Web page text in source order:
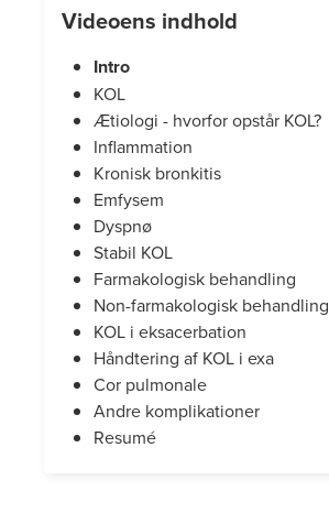
Videoens indhold
Intro
KOL
Ætiologi - hvorfor opstår KOL?
Inflammation
Kronisk bronkitis
Emfysem
Dyspnø
Stabil KOL
Farmakologisk behandling
Non-farmakologisk behandling
KOL i eksacerbation
Håndtering af KOL i exa
Cor pulmonale
Andre komplikationer
Resumé